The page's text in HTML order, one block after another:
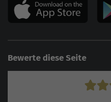
Bewerte diese Seite